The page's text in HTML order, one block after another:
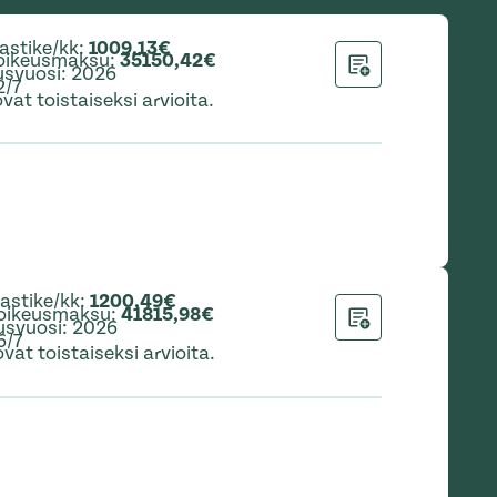
kk: 1009,13€
:35150,42€
:2026
7
toistaiseksi arvioita.
Lisää hakemukseen
kk: 1200,49€
:41815,98€
:2026
7
toistaiseksi arvioita.
Lisää hakemukseen